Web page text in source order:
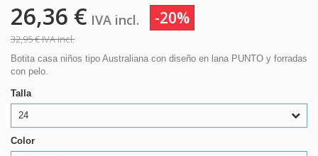
26,36 € IVA incl. -20%
32,95 €IVA incl.
Botita casa niños tipo Australiana con diseño en lana PUNTO y forradas
con pelo.
Talla
24
Color